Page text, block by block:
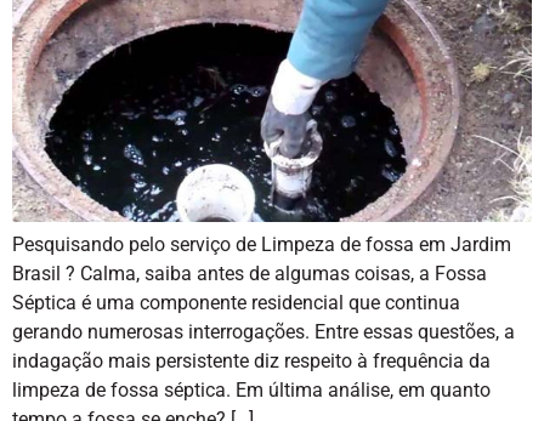
Pesquisando pelo serviço de Limpeza de fossa em Jardim
Brasil ? Calma, saiba antes de algumas coisas, a Fossa
Séptica é uma componente residencial que continua
gerando numerosas interrogações. Entre essas questões, a
indagação mais persistente diz respeito à frequência da
limpeza de fossa séptica. Em última análise, em quanto